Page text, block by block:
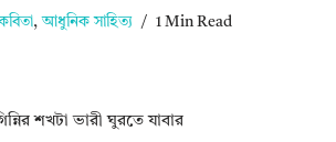
, আধুনিক সাহিত্য 1 Min Read
শখটা ভারী ঘুরতে যাবার